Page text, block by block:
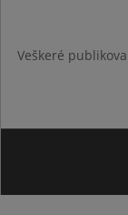
Veškeré